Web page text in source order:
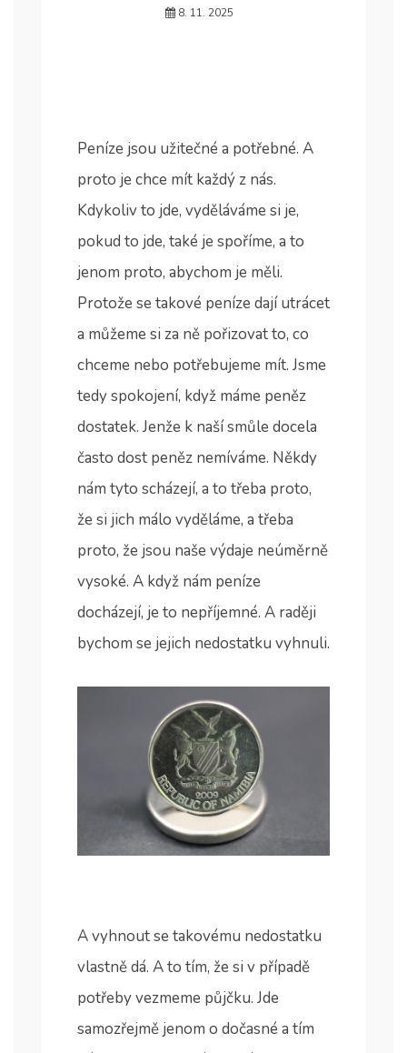
8. 11. 2025
Peníze jsou užitečné a potřebné. A
proto je chce mít každý z nás.
Kdykoliv to jde, vyděláváme si je,
pokud to jde, také je spoříme, a to
jenom proto, abychom je měli.
Protože se takové peníze dají utrácet
a můžeme si za ně pořizovat to, co
chceme nebo potřebujeme mít. Jsme
tedy spokojení, když máme peněz
dostatek. Jenže k naší smůle docela
často dost peněz nemíváme. Někdy
nám tyto scházejí, a to třeba proto,
že si jich málo vyděláme, a třeba
proto, že jsou naše výdaje neúměrně
vysoké. A když nám peníze
docházejí, je to nepříjemné. A raději
bychom se jejich nedostatku vyhnuli.
A vyhnout se takovému nedostatku
vlastně dá. A to tím, že si v případě
potřeby vezmeme půjčku. Jde
samozřejmě jenom o dočasné a tím